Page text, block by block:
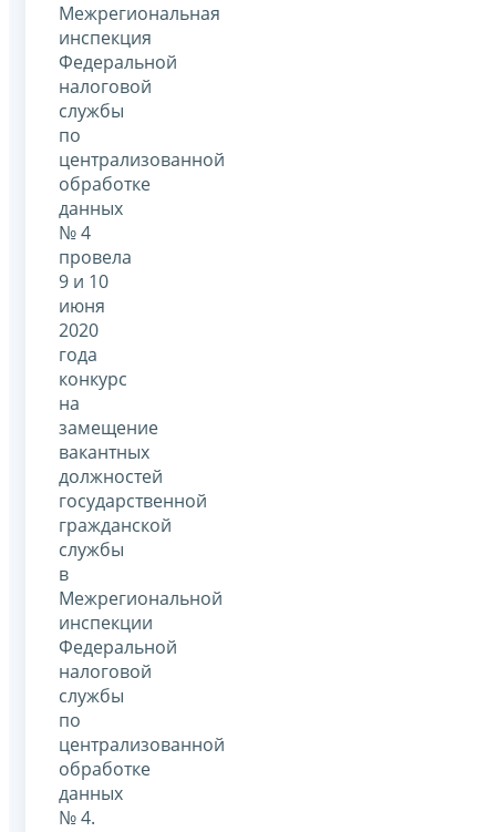
Межрегиональная
инспекция
Федеральной
налоговой
службы
по
централизованной
обработке
данных
№ 4
провела
9 и 10
июня
2020
года
конкурс
на
замещение
вакантных
должностей
государственной
гражданской
службы
в
Межрегиональной
инспекции
Федеральной
налоговой
службы
по
централизованной
обработке
данных
№ 4.